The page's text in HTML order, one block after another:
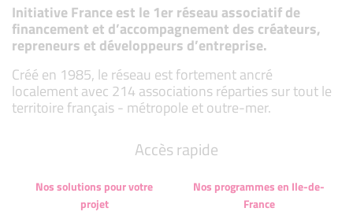
Initiative France est le 1er réseau associatif de
financement et d’accompagnement des créateurs,
repreneurs et développeurs d’entreprise.
Créé en 1985, le réseau est fortement ancré
localement avec 214 associations réparties sur tout le
territoire français - métropole et outre-mer.
Accès rapide
Nos solutions pour votre
projet
Nos programmes en Ile-de-
France